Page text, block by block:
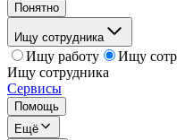
Понятно
Ищу сотрудника
Ищу работу
Ищу
Ищу сотрудника
Сервисы
Помощь
Ещё